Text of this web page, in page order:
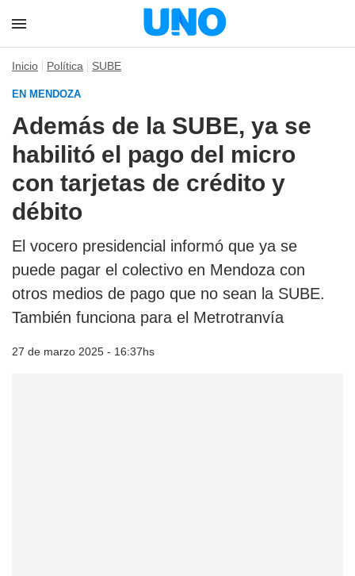
Inicio Política SUBE
EN MENDOZA
Además de la SUBE, ya se
habilitó el pago del micro
con tarjetas de crédito y
débito
El vocero presidencial informó que ya se
puede pagar el colectivo en Mendoza con
otros medios de pago que no sean la SUBE.
También funciona para el Metrotranvía
27 de marzo 2025 - 16:37hs